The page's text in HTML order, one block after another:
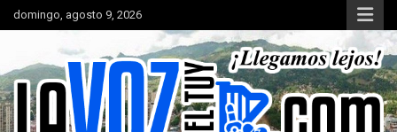
Saltar
al
domingo, agosto 9, 2026